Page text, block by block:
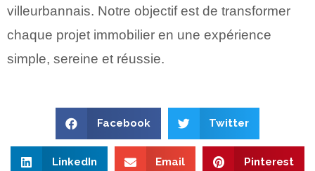
villeurbannais. Notre objectif est de transformer
chaque projet immobilier en une expérience
simple, sereine et réussie.
Facebook Twitter
LinkedIn Email Pinterest